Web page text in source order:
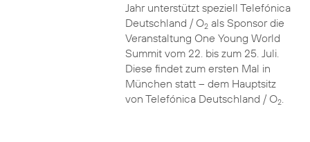
Jahr unterstützt speziell Telefónica
Deutschland / O2als Sponsor die
Veranstaltung One Young World
Summit vom 22. bis zum 25. Juli.
Diese findet zum ersten Mal in
München statt – dem Hauptsitz
von Telefónica Deutschland / O2.